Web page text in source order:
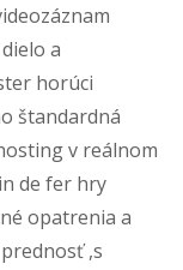
a
horúci
štandardná
v reálnom
de fer hry
opatrenia a
,s